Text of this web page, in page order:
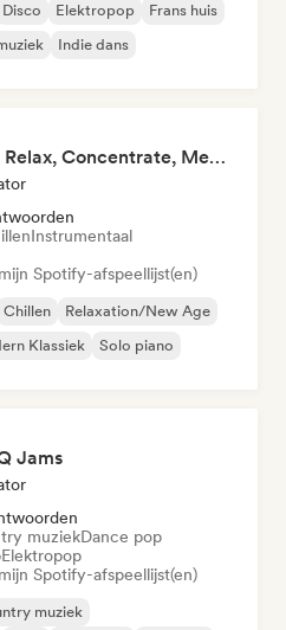
Disco Elektropop
Frans huis
Indie dans
Chillscapes ~ Relax, Concentrate, Meditate, Sleep, Dream
Instrumentaal
Spotify-afspeellijst(en)
Chillen
Relaxation/New Age
Klassiek Solo piano
Jams
muziekDance pop
Elektropop
Spotify-afspeellijst(en)
muziek